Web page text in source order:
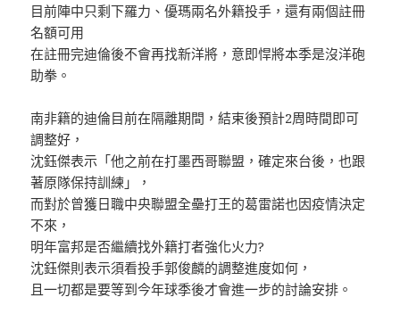
目前陣中只剩下羅力、優瑪兩名外籍投手，還有兩個註冊
名額可用
在註冊完迪倫後不會再找新洋將，意即悍將本季是沒洋砲
助拳。
南非籍的迪倫目前在隔離期間，結束後預計2周時間即可
調整好，
沈鈺傑表示「他之前在打墨西哥聯盟，確定來台後，也跟
著原隊保持訓練」，
而對於曾獲日職中央聯盟全壘打王的葛雷諾也因疫情決定
不來，
明年富邦是否繼續找外籍打者強化火力?
沈鈺傑則表示須看投手郭俊麟的調整進度如何，
且一切都是要等到今年球季後才會進一步的討論安排。